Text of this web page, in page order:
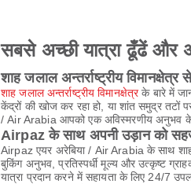
सबसे अच्छी यात्रा ढूँढें और
शाह जलाल अन्तर्राष्ट्रीय
शाह जलाल अन्तर्राष्ट्रीय विमानक्षेत्रके बारे में
केंद्रों की खोज कर रहा हो, या शांत समुद्र
/ Air Arabia आपको एक अविस्मरणीय अनुभव के
Airpaz के साथ अपनी उड़ान को
Airpaz एयर अरेबिया / Air Arabia के साथ
बुकिंग अनुभव, प्रतिस्पर्धी मूल्य और उत्कृष्ट
यात्रा प्रदान करने में सहायता के लिए 24/7